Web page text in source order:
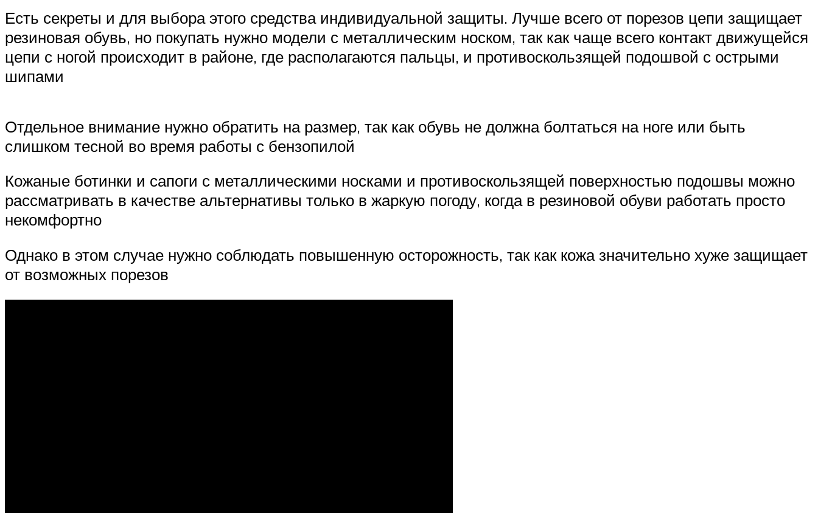
Есть секреты и для выбора этого средства индивидуальной защиты. Лучше всего от порезов цепи защищает
резиновая обувь, но покупать нужно модели с металлическим носком, так как чаще всего контакт движущейся
цепи с ногой происходит в районе, где располагаются пальцы, и противоскользящей подошвой с острыми
шипами
Отдельное внимание нужно обратить на размер, так как обувь не должна болтаться на ноге или быть
слишком тесной во время работы с бензопилой
Кожаные ботинки и сапоги с металлическими носками и противоскользящей поверхностью подошвы можно
рассматривать в качестве альтернативы только в жаркую погоду, когда в резиновой обуви работать просто
некомфортно
Однако в этом случае нужно соблюдать повышенную осторожность, так как кожа значительно хуже защищает
от возможных порезов